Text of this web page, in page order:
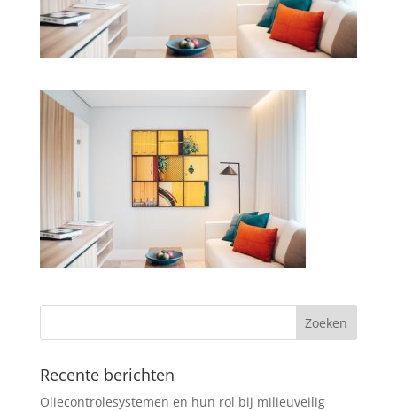
Recente berichten
Oliecontrolesystemen en hun rol bij milieuveilig